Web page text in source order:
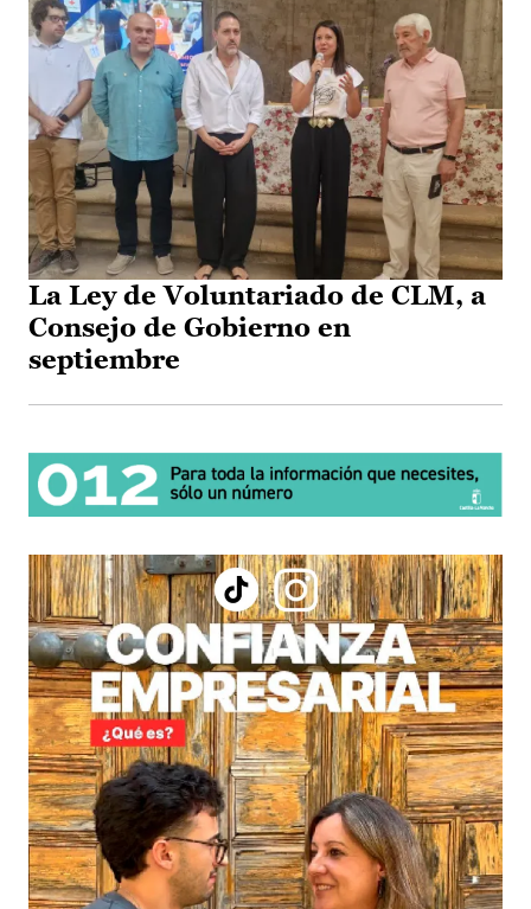
La Ley de Voluntariado de CLM, a
Consejo de Gobierno en
septiembre